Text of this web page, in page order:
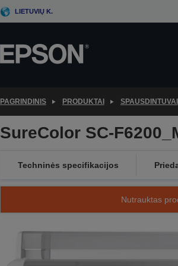
LIETUVIŲ K.
PAGRINDINIS PRODUKTAI SPAUSDINTUVAI
SureColor SC-
Techninės specifikacijos
Nutrauktas